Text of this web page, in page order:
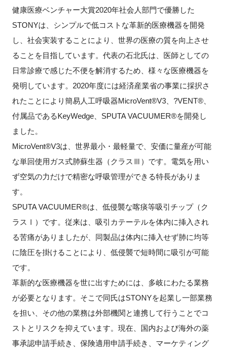
健康医療ベンチャー大賞2020年社会人部門で優勝した
STONYは、シンプルで低コストな革新的医療機器を開発
し、社会実装することにより、世界の医療の質を向上させ
ることを目指しています。代表の石北氏は、医師としての
日常診療で感じた不便を解消するため、様々な医療機器を
発明しています。2020年度には経済産業省の事業に採択さ
れたことにより簡易人工呼吸器MicroVent®V3、?VENT®、
付属品であるKeyWedge、SPUTA VACUUMER®を開発し
ました。
MicroVent®V3は、世界最小・最軽量で、安価に量産が可能
な単回使用ガス式肺蘇生器（クラスⅢ）です。電気を用い
ず空気の力だけで精密な呼吸管理ができる特長がありま
す。
SPUTA VACUUMER®は、低侵襲な喀痰等吸引チップ（ク
ラスⅠ）です。従来は、吸引カテーテルを体内に挿入され
る苦痛がありましたが、同製品は体内に挿入せず肺に均等
に陰圧を掛けることにより、低侵襲で短時間に吸引が可能
です。
革新的な医療機器を世に出すためには、多岐にわたる業務
が必要となります。そこで同氏はSTONYを起業し一部業務
を担い、その他の業務は外部機関と連携して行うことでコ
ストとリスクを抑えています。現在、国内および海外の薬
事承認申請手続き、保険適用申請手続き、マーケティング